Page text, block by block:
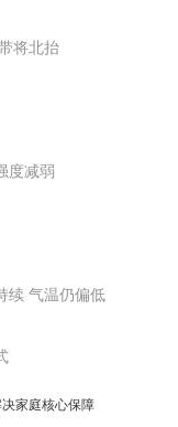
将北抬
度减弱
续 气温仍偏低
家庭核心保障